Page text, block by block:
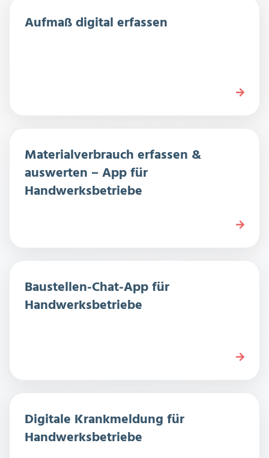
Aufmaß digital erfassen
Materialverbrauch erfassen &
auswerten – App für
Handwerksbetriebe
Baustellen-Chat-App für
Handwerksbetriebe
Digitale Krankmeldung für
Handwerksbetriebe